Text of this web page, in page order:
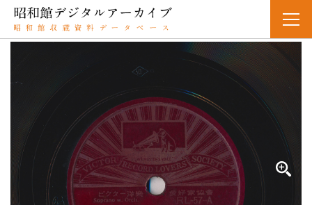
FIDELIO－ABSCHEULICHER WO EILST DU HIN？－
Part 1カゲキフィデリオダイイチマクナンジオソルベキモノヨ
ソノ1（Act 1）（Beethoven，Op．72）
資料番号：SPH2360300167A
FIDELIO-ABSCHEULICHER WO EILST DU HIN？-
Part 1（歌劇「フィデリオ」-第一幕-汝恐るべき者よ?其
一）（Act 1）（Beethoven,Op.72）